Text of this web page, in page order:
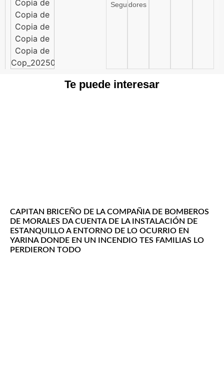
Seguidores
Te puede interesar
CAPITAN BRICEÑO DE LA COMPAÑIA DE BOMBEROS
DE MORALES DA CUENTA DE LA INSTALACIÓN DE
ESTANQUILLO A ENTORNO DE LO OCURRIO EN
YARINA DONDE EN UN INCENDIO TES FAMILIAS LO
PERDIERON TODO